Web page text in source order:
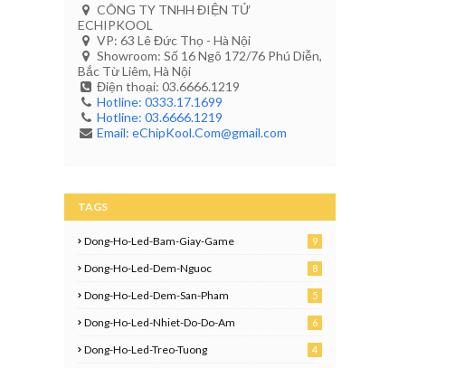
CÔNG TY TNHH ĐIỆN TỬ
ECHIPKOOL
VP: 63 Lê Đức Thọ - Hà Nội
Showroom: Số 16 Ngõ 172/76 Phú Diễn,
Bắc Từ Liêm, Hà Nội
Điện thoại: 03.6666.1219
Hotline: 0333.17.1699
Hotline: 03.6666.1219
Email: eChipKool.Com@gmail.com
TAGS
Dong-Ho-Led-Bam-Giay-Game 9
Dong-Ho-Led-Dem-Nguoc
8
Dong-Ho-Led-Dem-San-Pham
5
Dong-Ho-Led-Nhiet-Do-Do-Am
6
Dong-Ho-Led-Treo-Tuong
4